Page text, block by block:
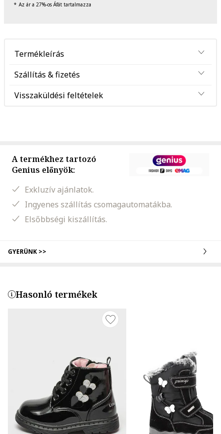
Az ár a 27%-os Áfát tartalmazza
Termékleírás
Szállítás & fizetés
Visszaküldési feltételek
A termékhez tartozó
Genius előnyök:
Exkluzív ajánlatok.
Ingyenes szállítás csomagautomatákba.
Elsőbbségi kiszállítás.
GYERÜNK >>
Hasonló termékek